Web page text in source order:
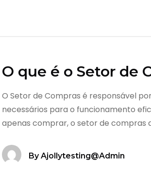
O que é o Setor de
O Setor de Compras é responsável
necessários para o funcionamento
apenas comprar, o setor de compras
ByAjollytesting@admin